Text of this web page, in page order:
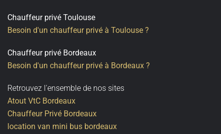
Chauffeur privé Toulouse
Besoin d'un chauffeur privé à Toulouse ?
Chauffeur privé Bordeaux
Besoin d'un chauffeur privé à Bordeaux ?
Retrouvez l'ensemble de nos sites
Atout VtC Bordeaux
Chauffeur Privé Bordeaux
location van mini bus bordeaux